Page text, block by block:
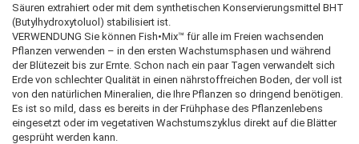
Säuren extrahiert oder mit dem synthetischen Konservierungsmittel BHT
(Butylhydroxytoluol) stabilisiert ist.
VERWENDUNG Sie können Fish•Mix™ für alle im Freien wachsenden
Pflanzen verwenden – in den ersten Wachstumsphasen und während
der Blütezeit bis zur Ernte. Schon nach ein paar Tagen verwandelt sich
Erde von schlechter Qualität in einen nährstoffreichen Boden, der voll ist
von den natürlichen Mineralien, die Ihre Pflanzen so dringend benötigen.
Es ist so mild, dass es bereits in der Frühphase des Pflanzenlebens
eingesetzt oder im vegetativen Wachstumszyklus direkt auf die Blätter
gesprüht werden kann.